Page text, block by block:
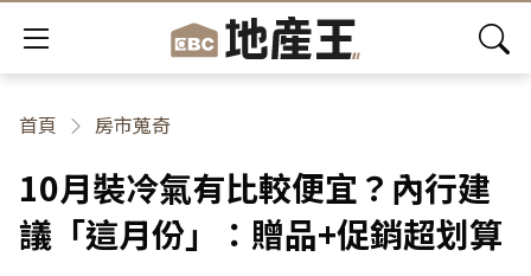
首頁 房市蒐奇
10月裝冷氣有比較便宜？內行建
議「這月份」：贈品+促銷超划算